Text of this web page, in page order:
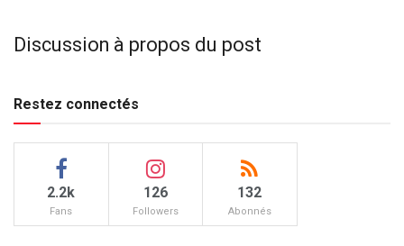
Discussion à propos du post
Restez connectés
2.2k
Fans
126
Followers
132
Abonnés